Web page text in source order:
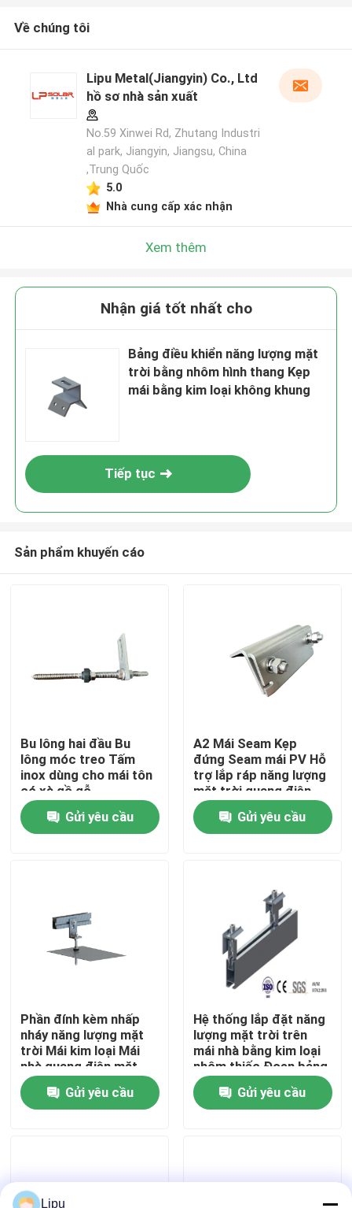
Trang chủ
Các sản phẩm
Về chúng tôi
Kiểm soát chất lượng
Liên hệ chúng tôi
Hệ thống lắp đặt PV năng lượng mặt trời
Về chúng tôi
Lipu Metal(Jiangyin) Co., Ltd
hồ sơ nhà sản xuất
No.59 Xinwei Rd, Zhutang Industri
al park, Jiangyin, Jiangsu, China
,Trung Quốc
5.0
Nhà cung cấp xác nhận
Xem thêm
Nhận giá tốt nhất cho
Bảng điều khiển năng lượng mặt
trời bằng nhôm hình thang Kẹp
mái bằng kim loại không khung
Tiếp tục
Sản phẩm khuyến cáo
Bu lông hai đầu Bu
lông móc treo Tấm
inox dùng cho mái tôn
có xà gồ gỗ
Gửi yêu cầu
A2 Mái Seam Kẹp
đứng Seam mái PV Hỗ
trợ lắp ráp năng lượng
mặt trời quang điện
Gửi yêu cầu
Phần đính kèm nhấp
nháy năng lượng mặt
trời Mái kim loại Mái
nhà quang điện mặt
trời
Gửi yêu cầu
Hệ thống lắp đặt năng
lượng mặt trời trên
mái nhà bằng kim loại
nhôm thiếc Đoạn bảng
88M / S
Gửi yêu cầu
Lipu